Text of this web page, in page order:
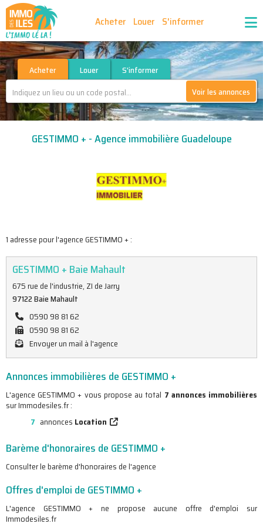
Acheter Louer S'informer
Publiez vos annonces Nos agences partenaires
Nos outils Ma sélection d'annonces
Recrutement Partenaires
Acheter Louer
S'informer
Voir les annonces
GESTIMMO + - Agence immobilière Guadeloupe
1 adresse pour l'agence GESTIMMO + :
GESTIMMO + Baie Mahault
675 rue de l'industrie, ZI de Jarry
97122 Baie Mahault
0590 98 81 62
0590 98 81 62
Envoyer un mail à l'agence
Annonces immobilières de GESTIMMO +
L'agence GESTIMMO + vous propose au total 7 annonces immobilières
sur Immodesiles.fr :
7 annonces Location
Barème d'honoraires de GESTIMMO +
Consulter le barème d'honoraires de l'agence
Offres d'emploi de GESTIMMO +
L'agence GESTIMMO + ne propose aucune offre d'emploi sur
Immodesiles.fr